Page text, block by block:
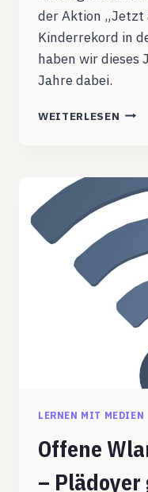
der Aktion „Jetzt
Kinderrekord in
haben wir dieses
Jahre dabei.
WEITERLESEN DAS
LERNEN MIT MEDIEN
Offene
– Plädoyer